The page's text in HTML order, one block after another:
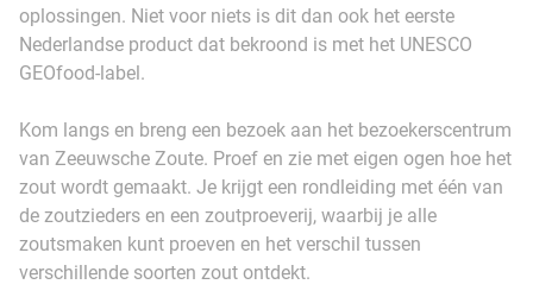
oplossingen. Niet voor niets is dit dan ook het eerste
Nederlandse product dat bekroond is met het UNESCO
GEOfood-label.
Kom langs en breng een bezoek aan het bezoekerscentrum
van Zeeuwsche Zoute. Proef en zie met eigen ogen hoe het
zout wordt gemaakt. Je krijgt een rondleiding met één van
de zoutzieders en een zoutproeverij, waarbij je alle
zoutsmaken kunt proeven en het verschil tussen
verschillende soorten zout ontdekt.